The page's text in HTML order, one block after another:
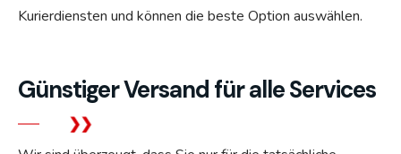
Kurierdiensten und können die beste Option auswählen.
Günstiger Versand für alle Services